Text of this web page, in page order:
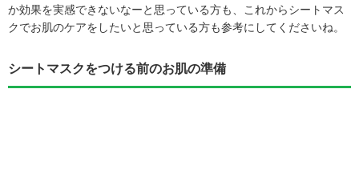
か効果を実感できないなーと思っている方も、これからシートマス
クでお肌のケアをしたいと思っている方も参考にしてくださいね。
シートマスクをつける前のお肌の準備